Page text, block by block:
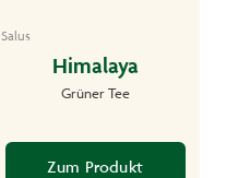
Salus
Himalaya
Grüner Tee
Zum Produkt